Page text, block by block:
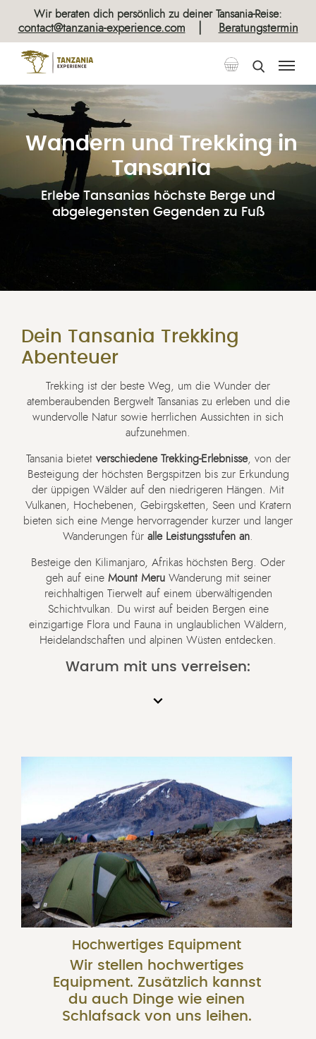
Wir beraten dich persönlich zu deiner Tansania-Reise:
contact@tanzania-experience.com Beratungstermin
Wandern und Trekking in
Tansania
Erlebe Tansanias höchste Berge und
abgelegensten Gegenden zu Fuß
Dein Tansania Trekking
Abenteuer
Trekking ist der beste Weg, um die Wunder der
atemberaubenden Bergwelt Tansanias zu erleben und die
wundervolle Natur sowie herrlichen Aussichten in sich
aufzunehmen.
Tansania bietet verschiedene Trekking-Erlebnisse, von der
Besteigung der höchsten Bergspitzen bis zur Erkundung
der üppigen Wälder auf den niedrigeren Hängen. Mit
Vulkanen, Hochebenen, Gebirgsketten, Seen und Kratern
bieten sich eine Menge hervorragender kurzer und langer
Wanderungen für alle Leistungsstufen an
Besteige den Kilimanjaro, Afrikas höchsten Berg. Oder
geh auf eine Mount Meru Wanderung mit seiner
reichhaltigen Tierwelt auf einem überwältigenden
Schichtvulkan. Du wirst auf beiden Bergen eine
einzigartige Flora und Fauna in unglaublichen Wäldern,
Heidelandschaften und alpinen Wüsten entdecken.
Warum mit uns verreisen:
Hochwertiges Equipment
Wir stellen hochwertiges
Equipment. Zusätzlich kannst
du auch Dinge wie einen
Schlafsack von uns leihen.